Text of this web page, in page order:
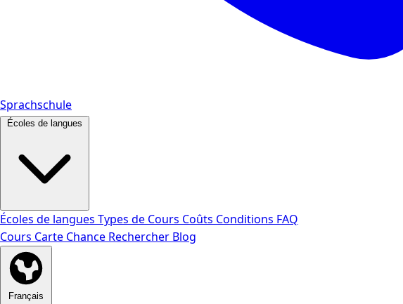
Sprachschule
Écoles de langues
Écoles de langues Types de Cours Coûts Conditions FAQ
Cours Carte Chance Rechercher Blog
Français